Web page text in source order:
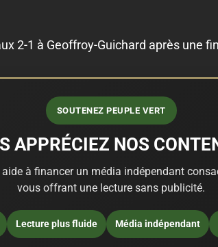
2-1 à Geoffroy-Guichard après une
SOUTENEZ PEUPLE VERT
APPRÉCIEZ NOS
à financer un média indépendant
vous offrant une lecture sans publicité.
Lecture plus fluide Média indépendant